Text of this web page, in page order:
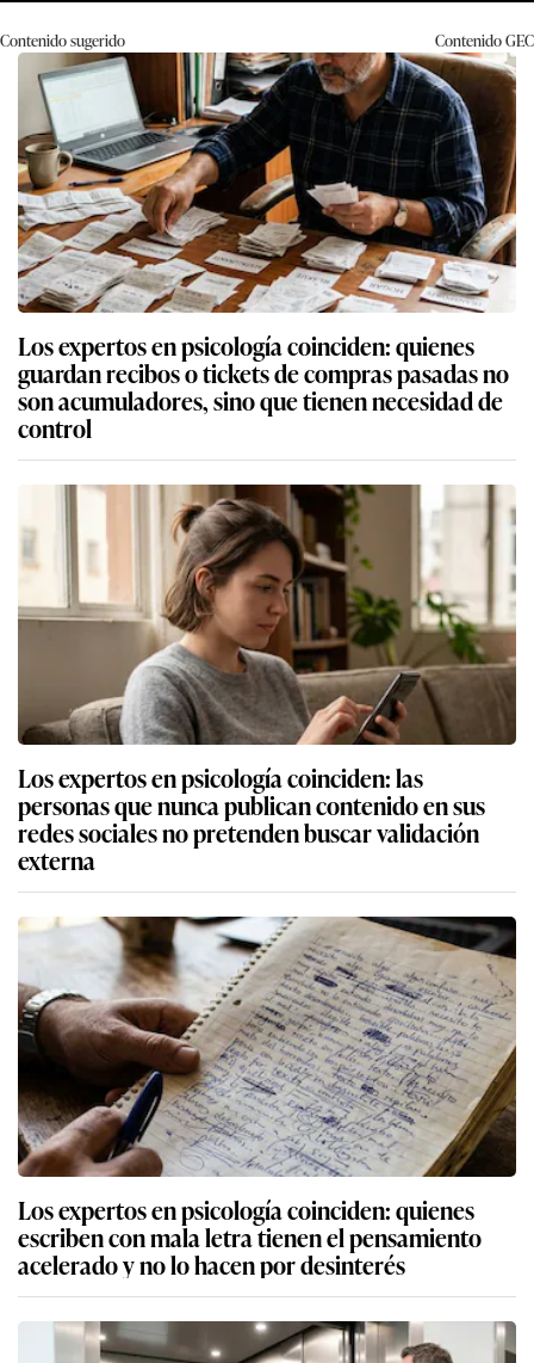
Contenido sugerido ContenidoGEC
Los expertos en psicología coinciden: quienes
guardan recibos o tickets de compras pasadas no
son acumuladores, sino que tienen necesidad de
control
Los expertos en psicología coinciden: las
personas que nunca publican contenido en sus
redes sociales no pretenden buscar validación
externa
Los expertos en psicología coinciden: quienes
escriben con mala letra tienen el pensamiento
acelerado y no lo hacen por desinterés